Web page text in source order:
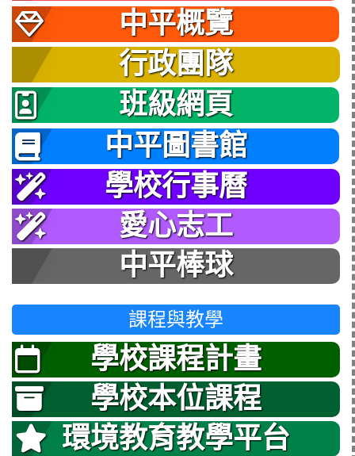
中平概覽
行政團隊
班級網頁
中平圖書館
學校行事曆
愛心志工
中平棒球
課程與教學
學校課程計畫
學校本位課程
環境教育教學平台